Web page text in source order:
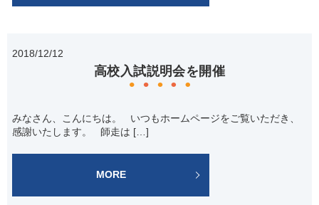
2018/12/12
高校入試説明会を開催
みなさん、こんにちは。 いつもホームページをご覧いただき、
感謝いたします。 師走は […]
MORE